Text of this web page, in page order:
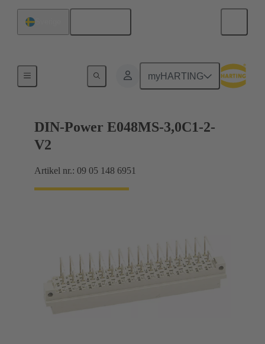
myHARTING
Förbindning moderkort till dotterkort
DIN-Power E048MS-3,0C1-2-
V2
Artikel nr.: 09 05 148 6951